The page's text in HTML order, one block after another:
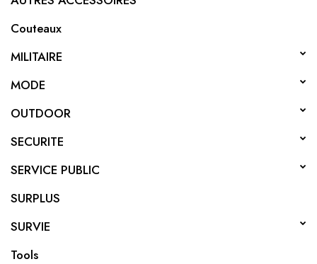
Couteaux
MILITAIRE
MODE
OUTDOOR
SECURITE
SERVICE PUBLIC
SURPLUS
SURVIE
Tools